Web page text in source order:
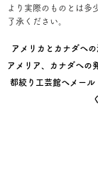
より実際のものとは多
了承ください。
アメリカとカナダへ
アメリア、カナダへの
都絞り工芸館へメール